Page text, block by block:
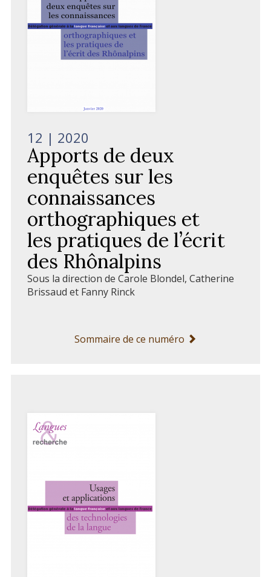
12 | 2020
Apports de deux
enquêtes sur les
connaissances
orthographiques et
les pratiques de l’écrit
des Rhônalpins
Sous la direction de Carole Blondel, Catherine
Brissaud et Fanny Rinck
Sommaire de ce numéro